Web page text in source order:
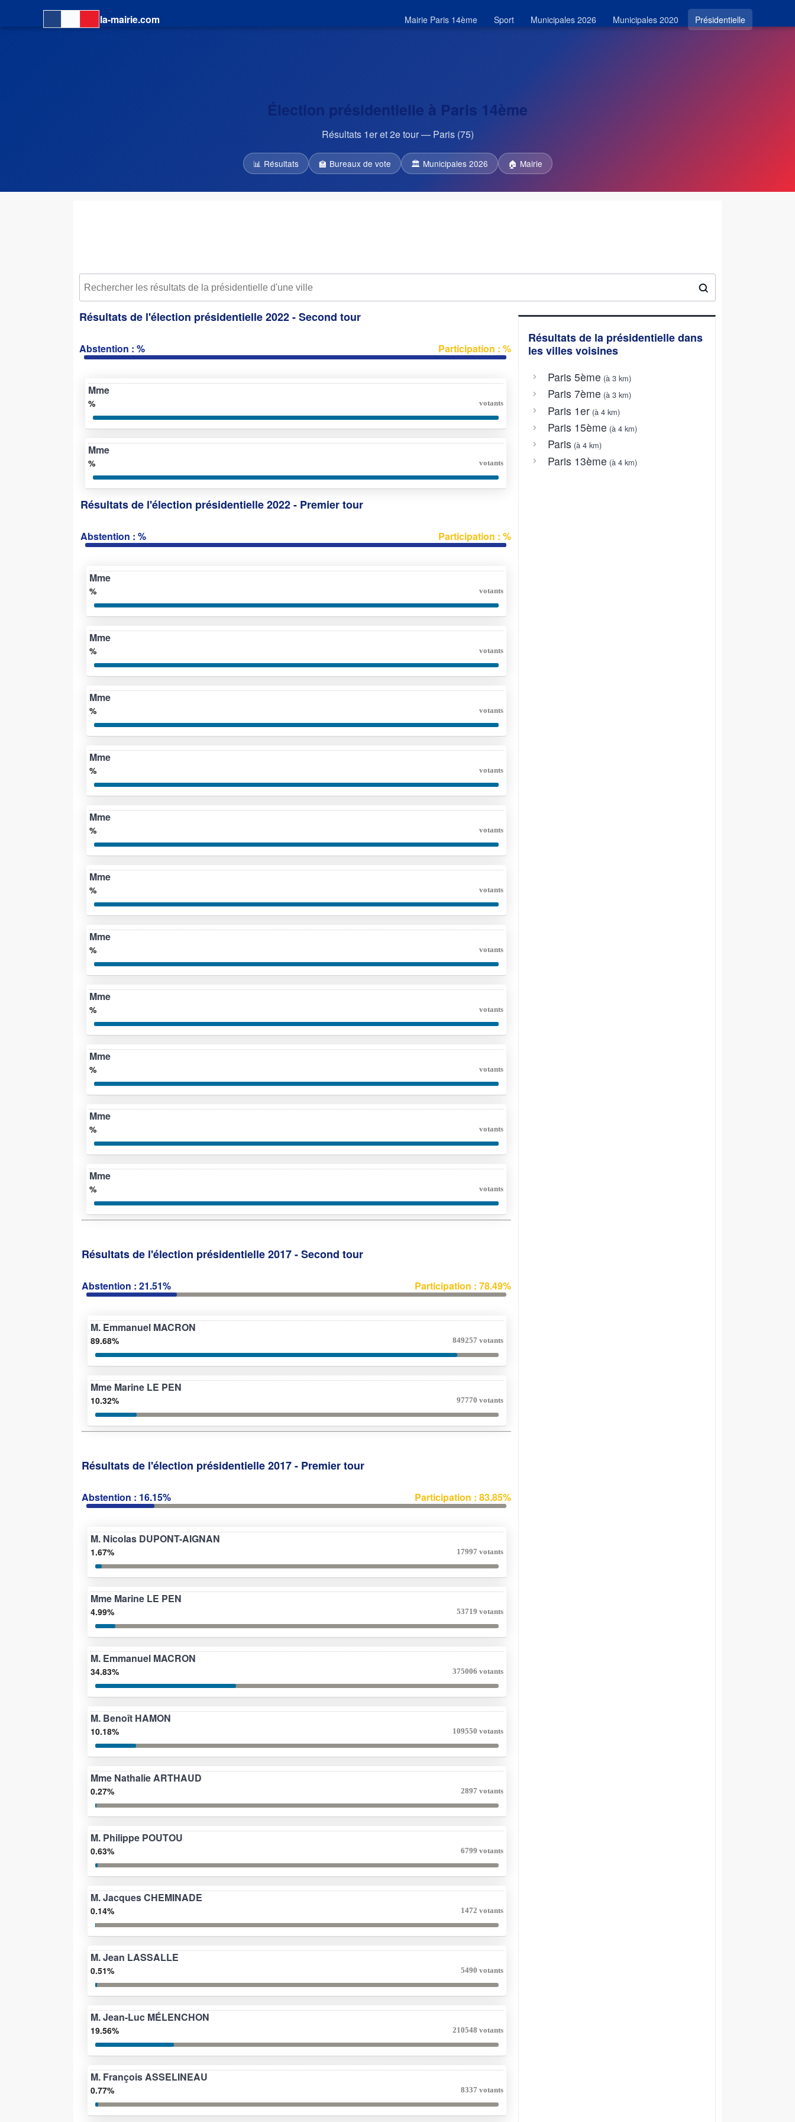
la-mairie.com Mairie Paris 14ème Sport Municipales 2026 Municipales 2020 Présidentielle
Élection présidentielle à Paris 14ème
Résultats 1er et 2e tour — Paris (75)
📊 Résultats 🏫 Bureaux de vote 🏛 Municipales 2026 🏠 Mairie
Résultats de l'élection présidentielle 2022 - Second tour
Abstention : % Participation : %
Mme
% votants
Mme
% votants
Résultats de l'élection présidentielle 2022 - Premier tour
Abstention : % Participation : %
Mme
% votants
Mme
% votants
Mme
% votants
Mme
% votants
Mme
% votants
Mme
% votants
Mme
% votants
Mme
% votants
Mme
% votants
Mme
% votants
Mme
% votants
Résultats de l'élection présidentielle 2017 - Second tour
Abstention : 21.51% Participation : 78.49%
M. Emmanuel MACRON
89.68% 849257 votants
Mme Marine LE PEN
10.32% 97770 votants
Résultats de l'élection présidentielle 2017 - Premier tour
Abstention : 16.15% Participation : 83.85%
M. Nicolas DUPONT-AIGNAN
1.67% 17997 votants
Mme Marine LE PEN
4.99% 53719 votants
M. Emmanuel MACRON
34.83% 375006 votants
M. Benoît HAMON
10.18% 109550 votants
Mme Nathalie ARTHAUD
0.27% 2897 votants
M. Philippe POUTOU
0.63% 6799 votants
M. Jacques CHEMINADE
0.14% 1472 votants
M. Jean LASSALLE
0.51% 5490 votants
M. Jean-Luc MÉLENCHON
19.56% 210548 votants
M. François ASSELINEAU
0.77% 8337 votants
Résultats de la présidentielle dans
les villes voisines
Paris 5ème (à 3 km)
Paris 7ème (à 3 km)
Paris 1er(à 4 km)
Paris 15ème (à 4 km)
Paris (à 4 km)
Paris 13ème (à 4 km)